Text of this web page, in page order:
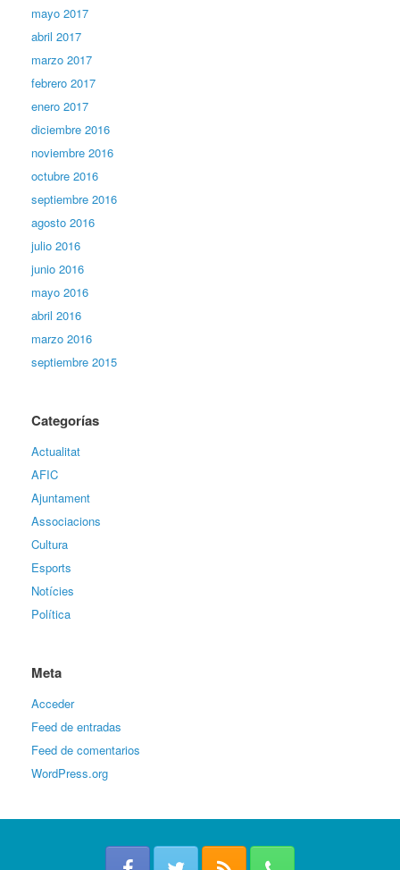
mayo 2017
abril 2017
marzo 2017
febrero 2017
enero 2017
diciembre 2016
noviembre 2016
octubre 2016
septiembre 2016
agosto 2016
julio 2016
junio 2016
mayo 2016
abril 2016
marzo 2016
septiembre 2015
Categorías
Actualitat
AFIC
Ajuntament
Associacions
Cultura
Esports
Notícies
Política
Meta
Acceder
Feed de entradas
Feed de comentarios
WordPress.org